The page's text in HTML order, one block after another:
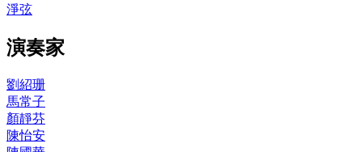
淨弦
演奏家
劉紹珊
馬常子
顏靜芬
陳怡安